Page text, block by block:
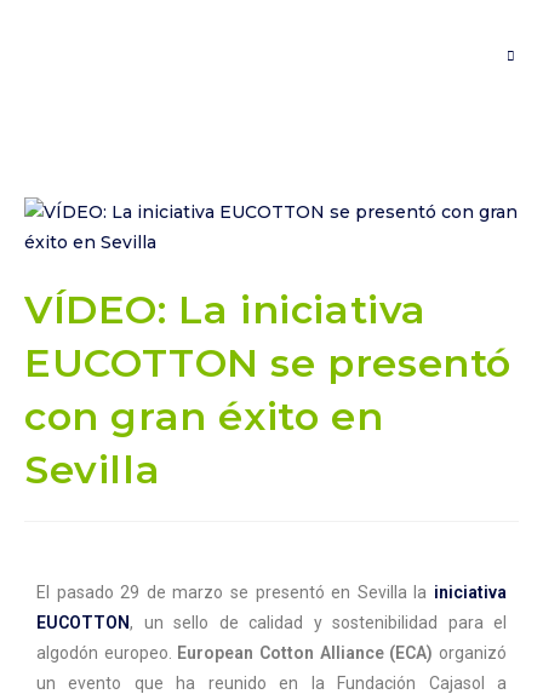
VÍDEO: La iniciativa
EUCOTTON se presentó
con gran éxito en
Sevilla
El pasado 29 de marzo se presentó en Sevilla la iniciativa
EUCOTTON, un sello de calidad y sostenibilidad para el
algodón europeo.
European Cotton Alliance (ECA) organizó
un evento que ha reunido en la Fundación Cajasol a